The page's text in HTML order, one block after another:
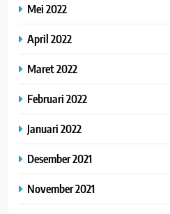
Mei 2022
April 2022
Maret 2022
Februari 2022
Januari 2022
Desember 2021
November 2021